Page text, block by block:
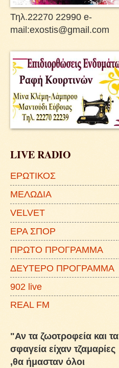
Τηλ.22270 22990 e-
mail:exostis@gmail.com
LIVE RADIO
ΕΡΩΤΙΚΟΣ
ΜΕΛΩΔΙΑ
VELVET
ΕΡΑ ΣΠΟΡ
ΠΡΩΤΟ ΠΡΟΓΡΑΜΜΑ
ΔΕΥΤΕΡΟ ΠΡΟΓΡΑΜΜΑ
902 live
REAL FM
"Αν τα ζωοτροφεία και τα
σφαγεία είχαν τζαμαρίες
,θα ήμασταν όλοι